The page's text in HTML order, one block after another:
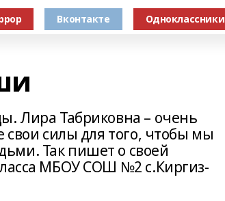
Вконтакте Одноклассники
Лира Табриковна – очень
свои силы для того, чтобы мы
Так пишет о своей
МБОУ СОШ №2 с.Киргиз-